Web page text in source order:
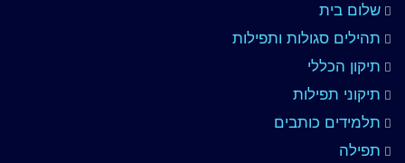
שלום בית
תהילים סגולות ותפילות
תיקון הכללי
תיקוני תפילות
תלמידים כותבים
תפילה